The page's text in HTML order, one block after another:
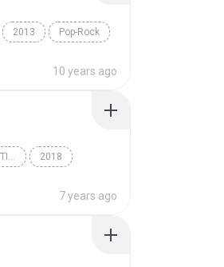
2013 Pop-Rock
10 years ago
SEK LOSO MP3 THE COLLECTION (เสกสรรค์ ศุขพิมาย) 2018
7 years ago